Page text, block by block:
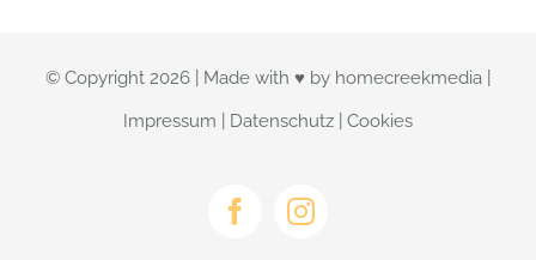
© Copyright 2026 | Made with ♥ by homecreekmedia
Impressum
Datenschutz Cookies
FacebookInstagram